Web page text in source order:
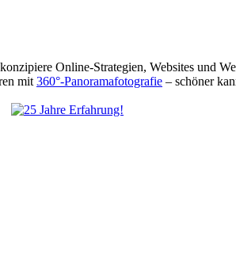
Online-Strategien, Websites und
mit 360°-Panoramafotografie – schöner